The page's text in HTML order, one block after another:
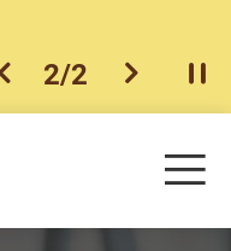
上一個
2/2 下一個開
目